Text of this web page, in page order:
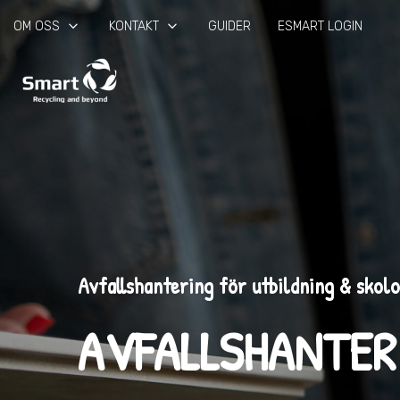
OM OSS keyboard_arrow_down KONTAKT keyboard_arrow_down GUIDER ESMART LOGIN
Avfallshantering för utbildning &